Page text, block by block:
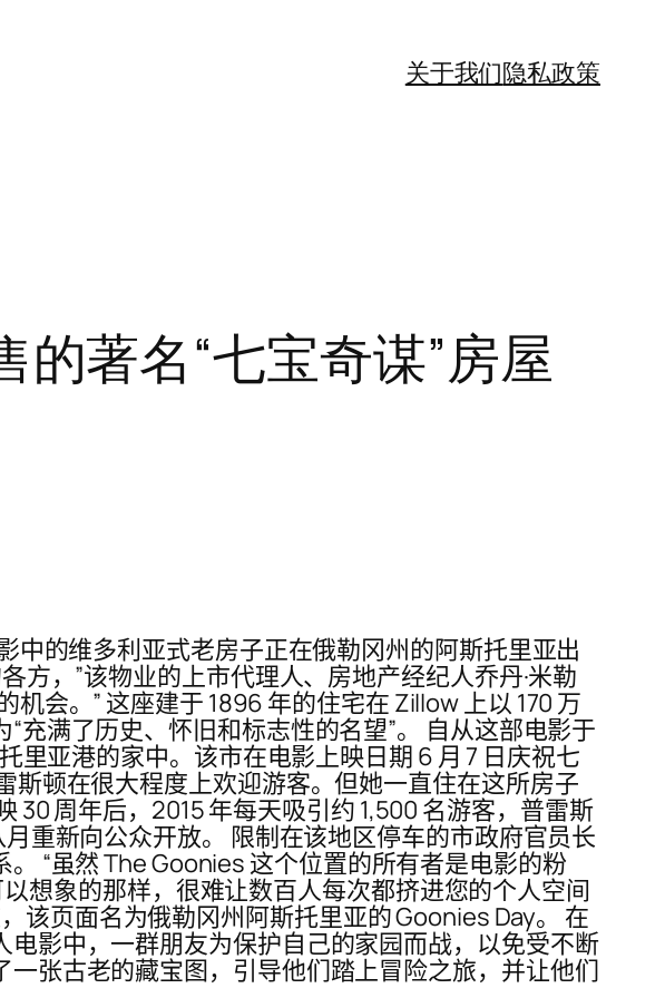
关于我们隐私政策
著名“七宝奇谋”房屋
的维多利亚式老房子正在俄勒冈州的阿斯托里亚出
方，”该物业的上市代理人、房地产经纪人乔丹·米勒
会。” 这座建于 1896 年的住宅在 Zillow 上以 170 万
满了历史、怀旧和标志性的名望”。 自从这部电影于
亚港的家中。该市在电影上映日期 6 月 7 日庆祝七
顿在很大程度上欢迎游客。但她一直住在这所房子
周年后，2015 年每天吸引约 1,500 名游客，普雷斯
重新向公众开放。 限制在该地区停车的市政府官员长
“虽然 The Goonies 这个位置的所有者是电影的粉
想象的那样，很难让数百人每次都挤进您的个人空间
该页面名为俄勒冈州阿斯托里亚的 Goonies Day。 在
影中，一群朋友为保护自己的家园而战，以免受不断
张古老的藏宝图，引导他们踏上冒险之旅，并让他们